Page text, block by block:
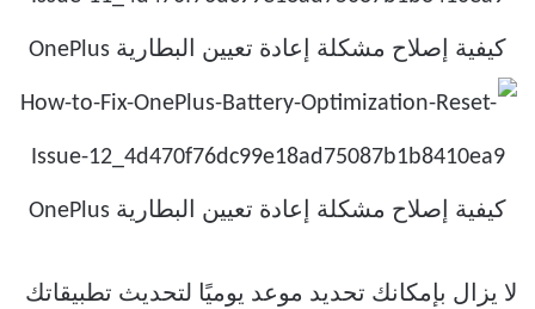
لا يزال بإمكانك تحديد موعد يوميًا لتحديث تطبيقاتك